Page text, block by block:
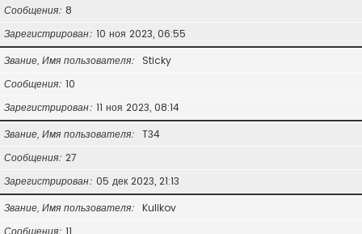
Сообщения 8
Зарегистрирован 10 ноя 2023, 06:55
Звание, Имя пользователя
Sticky
Сообщения 10
Зарегистрирован 11 ноя 2023, 08:14
Звание, Имя пользователя
T34
Сообщения 27
Зарегистрирован 05 дек 2023, 21:13
Звание, Имя пользователя
Kulikov
Сообщения 11